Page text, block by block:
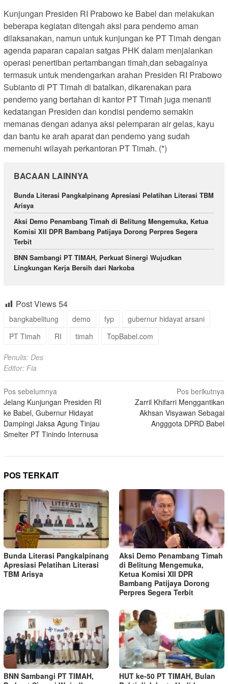
Kunjungan Presiden RI Prabowo ke Babel dan melakukan
beberapa kegiatan ditengah aksi para pendemo aman
dilaksanakan, namun untuk kunjungan ke PT Timah dengan
agenda paparan capaian satgas PHK dalam menjalankan
operasi penertiban pertambangan timah,dan sebagainya
termasuk untuk mendengarkan arahan Presiden RI Prabowo
Subianto di PT Timah di batalkan, dikarenakan para
pendemo yang bertahan di kantor PT Timah juga menanti
kedatangan Presiden dan kondisi pendemo semakin
memanas dengan adanya aksi pelemparan air gelas, kayu
dan bantu ke arah aparat dan pendemo yang sudah
memenuhi wilayah perkantoran PT Timah. (*)
BACAAN LAINNYA
Bunda Literasi Pangkalpinang Apresiasi Pelatihan Literasi TBM
Arisya
Aksi Demo Penambang Timah di Belitung Mengemuka, Ketua
Komisi XII DPR Bambang Patijaya Dorong Perpres Segera
Terbit
BNN Sambangi PT TIMAH, Perkuat Sinergi Wujudkan
Lingkungan Kerja Bersih dari Narkoba
Post Views54
bangkabelitung demo fyp
gubernur hidayat arsani
PT Timah
RI timah TopBabel.com
Penulis: Des
Editor: Fia
Navigasi
pos
Pos sebelumnya
Jelang Kunjungan Presiden RI
ke Babel, Gubernur Hidayat
Dampingi Jaksa Agung Tinjau
Smelter PT Tinindo Internusa
Pos berikutnya
Zarril Khifarri Menggantikan
Akhsan Visyawan Sebagai
Angggota DPRD Babel
POS TERKAIT
Bunda Literasi Pangkalpinang
Apresiasi Pelatihan Literasi
TBM Arisya
Aksi Demo Penambang Timah
di Belitung Mengemuka,
Ketua Komisi XII DPR
Bambang Patijaya Dorong
Perpres Segera Terbit
BNN Sambangi PT TIMAH,
HUT ke-50 PT TIMAH, Bulan